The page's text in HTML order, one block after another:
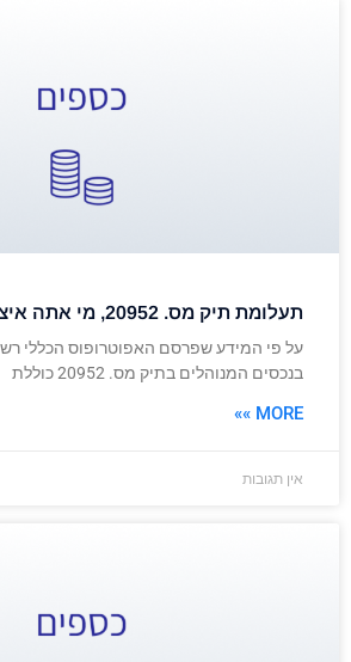
תעלומת תיק מס. 20952, מי אתה איציק אברם?
על פי המידע שפרסם האפוטרופוס הכללי
בנכסים המנוהלים בתיק מס. 20952 כוללת
MORE »»
אין תגובות